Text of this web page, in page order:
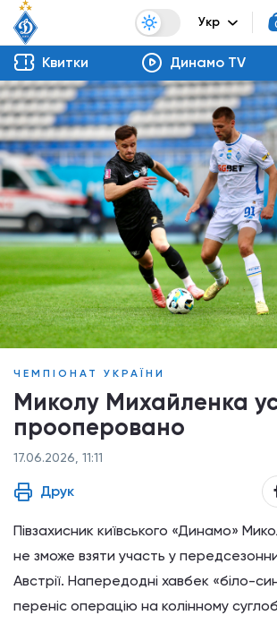
Укр
Квитки Динамо TV
ЧЕМПІОНАТ УКРАЇНИ
Миколу Михайленка
прооперовано
17.06.2026, 11:11
Друк
Півзахисник київського «Динамо»
не зможе взяти участь у
Австрії. Напередодні хавбек «біло-
переніс операцію на колінному суглобі